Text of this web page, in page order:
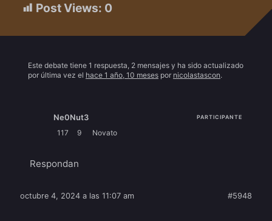
Post Views: 0
Este debate tiene 1 respuesta, 2 mensajes y ha sido actualizado
por última vez el hace 1 año, 10 meses por nicolastascon.
Ne0Nut3 PARTICIPANTE
117 9 Novato
Respondan
octubre 4, 2024 a las 11:07 am #5948